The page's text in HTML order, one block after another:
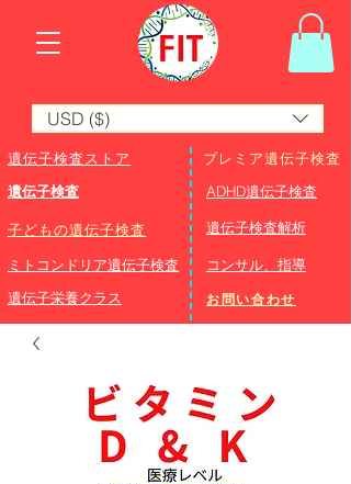
USD ($)
遺伝子検査ストア
遺伝子検査
子どもの遺伝子検査
ミトコンドリア遺伝子検査
遺伝子栄養クラス
プレミア遺伝子検査
ADHD遺伝子検査
​遺伝子検査解析
コンサル、指導
お問い合わせ